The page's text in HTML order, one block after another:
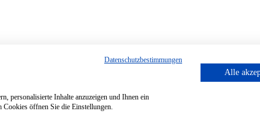
Datenschutzbestimmungen
personalisierte Inhalte anzuzeigen und Ihnen ein
Cookies öffnen Sie die Einstellungen.
Alle